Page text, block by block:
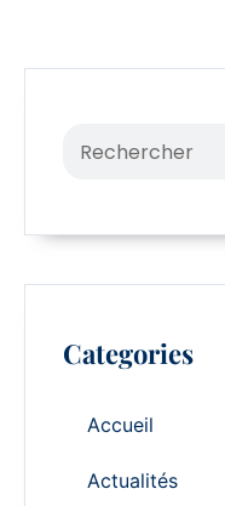
Categories
Accueil
Actualités